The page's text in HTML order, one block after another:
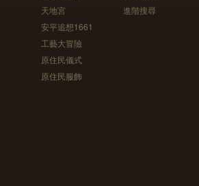
天地宮
安平追想1661
工藝大冒險
原住民儀式
原住民服飾
進階搜尋